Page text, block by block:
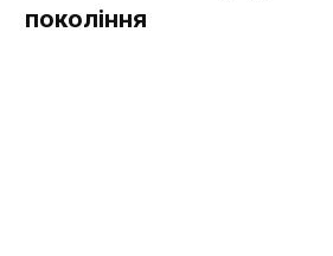
покоління